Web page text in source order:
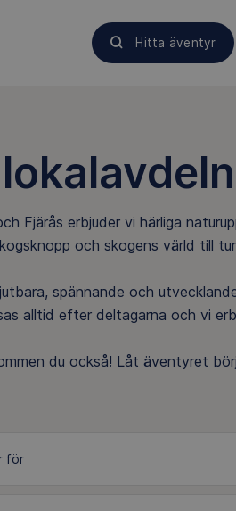
Hitta äventyr
Fjärås erbjuder vi härliga
och skogens värld till
spännande och
alltid efter deltagarna och vi
du också! Låt äventyret